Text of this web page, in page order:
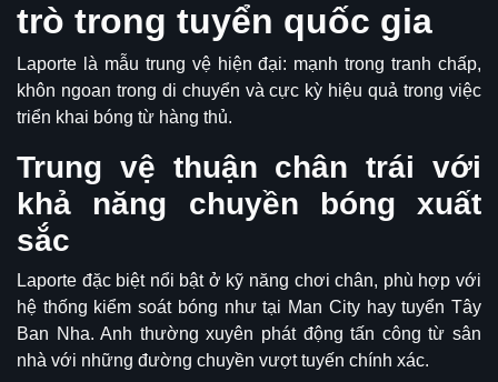
trò trong tuyển quốc gia
Laporte là mẫu trung vệ hiện đại: mạnh trong tranh chấp,
khôn ngoan trong di chuyển và cực kỳ hiệu quả trong việc
triển khai bóng từ hàng thủ.
Trung vệ thuận chân trái với
khả năng chuyền bóng xuất
sắc
Laporte đặc biệt nổi bật ở kỹ năng chơi chân, phù hợp với
hệ thống kiểm soát bóng như tại Man City hay tuyển Tây
Ban Nha. Anh thường xuyên phát động tấn công từ sân
nhà với những đường chuyền vượt tuyến chính xác.